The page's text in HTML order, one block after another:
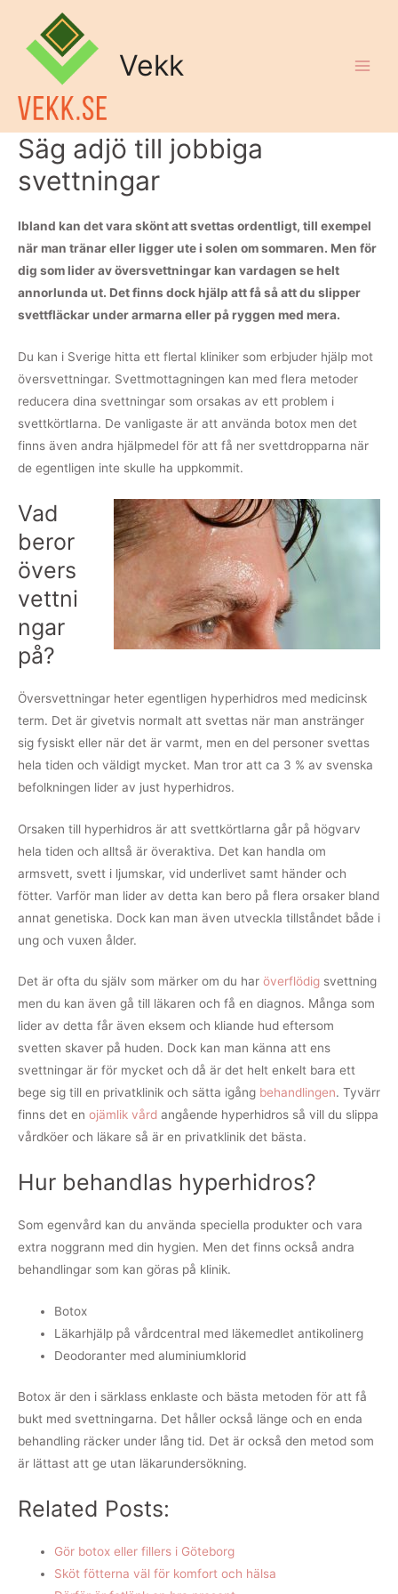
Vekk
Säg adjö till jobbiga
svettningar
Ibland kan det vara skönt att svettas ordentligt, till exempel
när man tränar eller ligger ute i solen om sommaren. Men för
dig som lider av översvettningar kan vardagen se helt
annorlunda ut. Det finns dock hjälp att få så att du slipper
svettfläckar under armarna eller på ryggen med mera.
Du kan i Sverige hitta ett flertal kliniker som erbjuder hjälp mot
översvettningar. Svettmottagningen kan med flera metoder
reducera dina svettningar som orsakas av ett problem i
svettkörtlarna. De vanligaste är att använda botox men det
finns även andra hjälpmedel för att få ner svettdropparna när
de egentligen inte skulle ha uppkommit.
Vad
beror
övers
vettni
ngar
på?
Översvettningar heter egentligen hyperhidros med medicinsk
term. Det är givetvis normalt att svettas när man anstränger
sig fysiskt eller när det är varmt, men en del personer svettas
hela tiden och väldigt mycket. Man tror att ca 3 % av svenska
befolkningen lider av just hyperhidros.
Orsaken till hyperhidros är att svettkörtlarna går på högvarv
hela tiden och alltså är överaktiva. Det kan handla om
armsvett, svett i ljumskar, vid underlivet samt händer och
fötter. Varför man lider av detta kan bero på flera orsaker bland
annat genetiska. Dock kan man även utveckla tillståndet både i
ung och vuxen ålder.
Det är ofta du själv som märker om du har överflödig svettning
men du kan även gå till läkaren och få en diagnos. Många som
lider av detta får även eksem och kliande hud eftersom
svetten skaver på huden. Dock kan man känna att ens
svettningar är för mycket och då är det helt enkelt bara ett
bege sig till en privatklinik och sätta igång behandlingen. Tyvärr
finns det en ojämlik vård angående hyperhidros så vill du slippa
vårdköer och läkare så är en privatklinik det bästa.
Hur behandlas hyperhidros?
Som egenvård kan du använda speciella produkter och vara
extra noggrann med din hygien. Men det finns också andra
behandlingar som kan göras på klinik.
Botox
Läkarhjälp på vårdcentral med läkemedlet antikolinerg
Deodoranter med aluminiumklorid
Botox är den i särklass enklaste och bästa metoden för att få
bukt med svettningarna. Det håller också länge och en enda
behandling räcker under lång tid. Det är också den metod som
är lättast att ge utan läkarundersökning.
Related Posts:
Gör botox eller fillers i Göteborg
Sköt fötterna väl för komfort och hälsa